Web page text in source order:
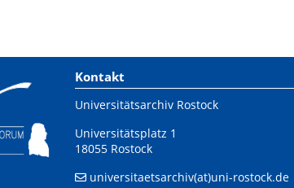
Kontakt
Universitätsarchiv Rostock
Universitätsplatz 1
18055 Rostock
universitaetsarchiv(at)uni-rostock.de